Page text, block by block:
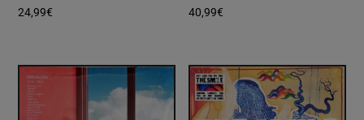
24,99€ 40,99€